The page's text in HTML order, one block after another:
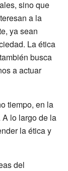
sino que
a la
ya sean
La ética
busca
a actuar
tiempo, en la
A lo largo de la
la ética y
del